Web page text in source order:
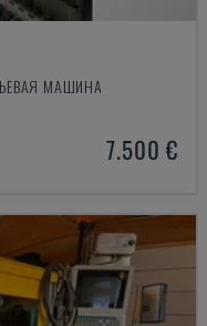
МАШИНА
7.500 €